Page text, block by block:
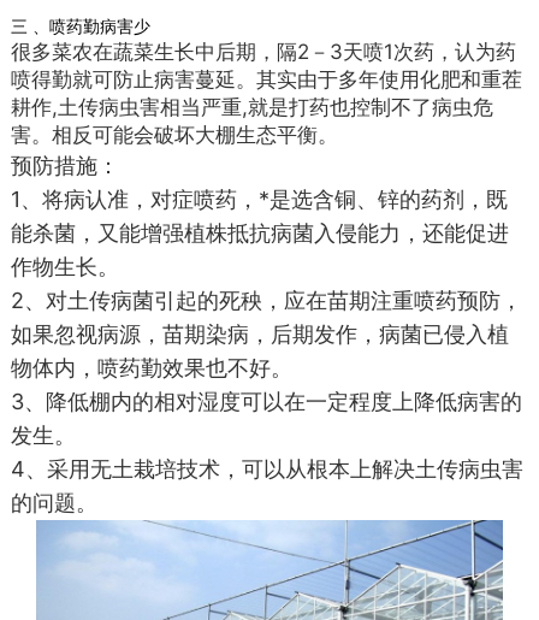
三 、喷药勤病害少
很多菜农在蔬菜生长中后期，隔2－3天喷1次药，认为药
喷得勤就可防止病害蔓延。其实由于多年使用化肥和重茬
耕作,土传病虫害相当严重,就是打药也控制不了病虫危
害。相反可能会破坏大棚生态平衡。
预防措施：
1、将病认准，对症喷药，*是选含铜、锌的药剂，既
能杀菌，又能增强植株抵抗病菌入侵能力，还能促进
作物生长。
2、对土传病菌引起的死秧，应在苗期注重喷药预防，
如果忽视病源，苗期染病，后期发作，病菌已侵入植
物体内，喷药勤效果也不好。
3、降低棚内的相对湿度可以在一定程度上降低病害的
发生。
4、采用无土栽培技术，可以从根本上解决土传病虫害
的问题。